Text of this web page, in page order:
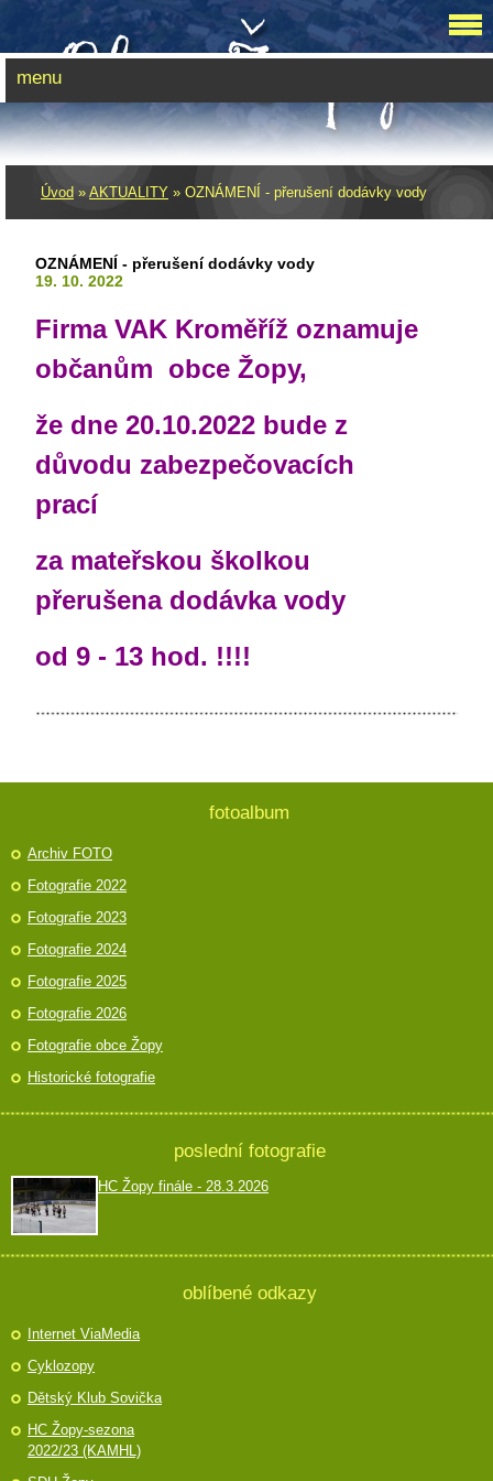
Úvod » AKTUALITY » OZNÁMENÍ - přerušení dodávky vody
OZNÁMENÍ - přerušení dodávky vody
19. 10. 2022
Firma VAK Kroměříž oznamuje
občanům obce Žopy,
že dne 20.10.2022 bude z
důvodu zabezpečovacích
prací
za mateřskou školkou
přerušena dodávka vody
od 9 - 13 hod. !!!!
menu
fotoalbum
Archiv FOTO
Fotografie 2022
Fotografie 2023
Fotografie 2024
Fotografie 2025
Fotografie 2026
Fotografie obce Žopy
Historické fotografie
poslední fotografie
HC Žopy finále - 28.3.2026
oblíbené odkazy
Internet ViaMedia
Cyklozopy
Dětský Klub Sovička
HC Žopy-sezona
2022/23 (KAMHL)